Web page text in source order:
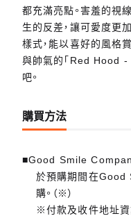
都充滿亮點。害羞的視
生的反差，讓可愛度更
樣式，能以喜好的風格
與帥氣的「Red Hood
吧。
購買方法
■Good Smile
於預購期間在
購。（※）
※付款及收件地址資